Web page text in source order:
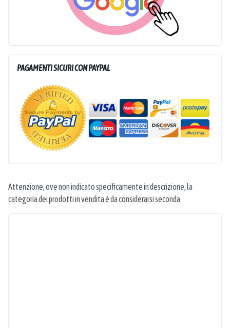
PAGAMENTI SICURI CON PAYPAL
Attenzione, ove non indicato specificamente in descrizione, la
categoria dei prodotti in vendita è da considerarsi seconda